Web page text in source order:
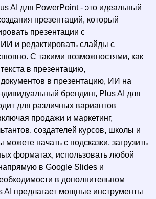
AI для PowerPoint - это идеальный
презентаций, который
презентации с
и редактировать слайды с
С такими возможностями, как
в презентацию,
в презентацию, ИИ на
брендинг, Plus AI для
для различных вариантов
продажи и маркетинг,
создателей курсов, школы и
начать с подсказки, загрузить
форматах, использовать любой
в Google Slides и
в дополнительном
AI предлагает мощные инструменты